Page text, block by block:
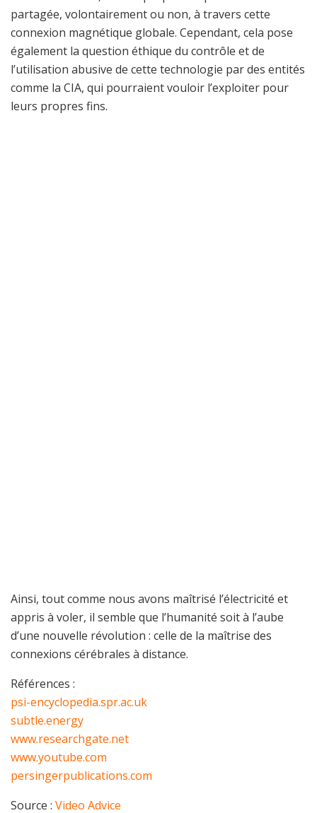
partagée, volontairement ou non, à travers cette
connexion magnétique globale. Cependant, cela pose
également la question éthique du contrôle et de
l’utilisation abusive de cette technologie par des entités
comme la CIA, qui pourraient vouloir l’exploiter pour
leurs propres fins.
Ainsi, tout comme nous avons maîtrisé l’électricité et
appris à voler, il semble que l’humanité soit à l’aube
d’une nouvelle révolution : celle de la maîtrise des
connexions cérébrales à distance.
Références :
psi-encyclopedia.spr.ac.uk
subtle.energy
www.researchgate.net
www.youtube.com
persingerpublications.com
Source : Video Advice